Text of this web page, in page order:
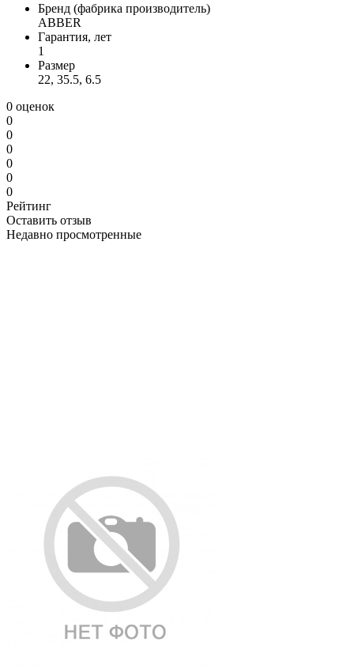
Бренд (фабрика производитель)
ABBER
Гарантия, лет
1
Размер
22, 35.5, 6.5
0 оценок
0
0
0
0
0
0
Рейтинг
Оставить отзыв
Недавно просмотренные